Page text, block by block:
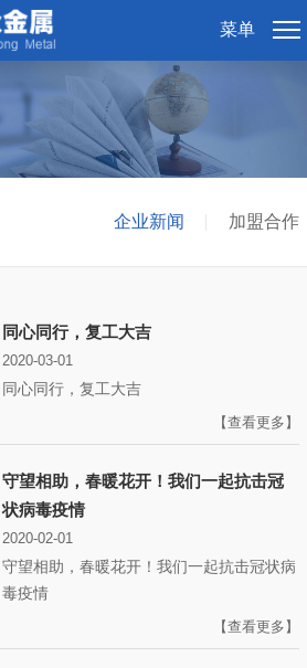
菜单
企业新闻 加盟合作
同心同行，复工大吉
2020-03-01
同心同行，复工大吉
【查看更多】
守望相助，春暖花开！我们一起抗击冠
状病毒疫情
2020-02-01
守望相助，春暖花开！我们一起抗击冠状病
毒疫情
【查看更多】